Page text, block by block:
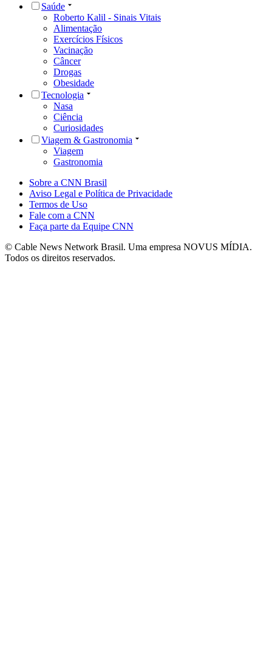
Saúde
Roberto Kalil - Sinais Vitais
Alimentação
Exercícios Físicos
Vacinação
Câncer
Drogas
Obesidade
Tecnologia
Nasa
Ciência
Curiosidades
Viagem & Gastronomia
Viagem
Gastronomia
Sobre a CNN Brasil
Aviso Legal e Política de Privacidade
Termos de Uso
Fale com a CNN
Faça parte da Equipe CNN
© Cable News Network Brasil. Uma empresa NOVUS MÍDIA.
Todos os direitos reservados.